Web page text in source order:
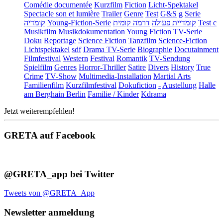
Comédie documentée Kurzfilm Fiction Licht-Spektakel
Spectacle son et lumière Trailer Genre Test G&S g Serie
קומדיה Young-Fiction-Serie קומדיית פעולה דרמה קומית
Test c
Musikfilm Musikdokumentation Young Fiction TV-Serie
Doku Reportage Science Fiction Tanzfilm Science-Fiction
Lichtspektakel sdf Drama TV-Serie Biographie Docutainment
Filmfestival Western Festival Romantik TV-Sendung
Spielfilm Genres Horror-Thriller Satire Divers History True
Crime TV-Show Multimedia-Installation Martial Arts
Familienfilm Kurzfilmfestival Dokufiction - Austellung Halle
am Berghain Berlin Familie / Kinder Kdrama
Jetzt weiterempfehlen!
GRETA auf Facebook
@GRETA_app bei Twitter
Tweets von @GRETA_App
Newsletter anmeldung